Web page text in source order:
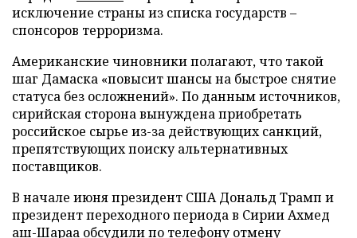
исключение страны из списка государств –
спонсоров терроризма.
Американские чиновники полагают, что такой
шаг Дамаска «повысит шансы на быстрое снятие
статуса без осложнений». По данным источников,
сирийская сторона вынуждена приобретать
российское сырье из-за действующих санкций,
препятствующих поиску альтернативных
поставщиков.
В начале июня президент США Дональд Трамп и
президент переходного периода в Сирии Ахмед
аш-Шараа обсудилипо телефону отмену